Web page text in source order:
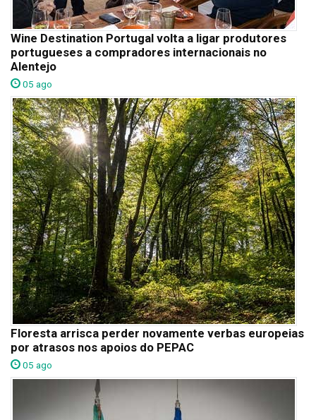
Wine Destination Portugal volta a ligar produtores
portugueses a compradores internacionais no
Alentejo
05 ago
Floresta arrisca perder novamente verbas europeias
por atrasos nos apoios do PEPAC
05 ago